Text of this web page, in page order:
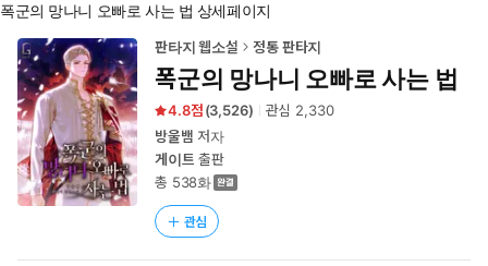
홈
로
이
동
폭군의 망나니 오빠로 사는 법 상세페이지
판타지 웹소설 정통 판타지
폭군의 망나니 오빠로 사는 법
4.8 (3,526) 관심 2,330
방울뱀 저자
게이트 출판
총 538화
관심